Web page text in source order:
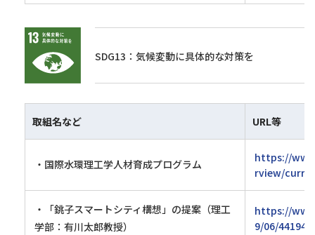
SDG13：気候変動に具体的な対策を
取組名など URL等
・国際水環理工学人材育成プログラム
https://
rview/
・「銚子スマートシティ構想」の提案（理工
学部：有川太郎教授）
https://
9/06/44194/